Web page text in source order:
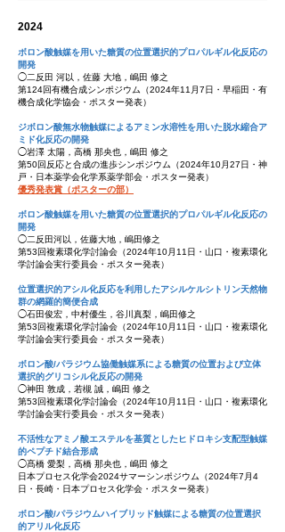
2024
ボロン酸触媒を用いた糖質の位置選択的プロパルギル化反応の
開発
◯二反田 河以，佐藤 大地 ，嶋田 修之
第124回有機合成シンポジウム（2024年11月7日・早稲田・有
機合成化学協会・ポスター発表）
ジボロン酸無水物触媒によるアミン水溶性を用いた脱水縮合ア
ミド化反応の開発
◯岩澤 太陽，高橋 那央也，嶋田 修之
第50回反応と合成の進歩シンポジウム（2024年10月27日・神
戸・日本薬学会化学系薬学部会・ポスター発表）
優秀発表賞（ポスターの部）
ボロン酸触媒を用いた糖質の位置選択的プロパルギル化反応の
開発
◯二反田河以，佐藤大地，嶋田修之
第53回複素環化学討論会（2024年10月11日・山口・複素環化
学討論会実行委員会・ポスター発表）
位置選択的アシル化反応を利用したアシルケルシトリン天然物
群の網羅的簡便合成
◯石田俊宏，中村優生，谷川真梨，嶋田修之
第53回複素環化学討論会（2024年10月11日・山口・複素環化
学討論会実行委員会・ポスター発表）
ボロン酸/パラジウム協働触媒系による糖質の位置および立体
選択的グリコシル化反応の開発
◯神田 敦成，若槻 誠，嶋田 修之
第53回複素環化学討論会（2024年10月11日・山口・複素環化
学討論会実行委員会・ポスター発表）
不活性なアミノ酸エステルを基質としたヒドロキシ支配型触媒
的ペプチド結合形成
◯髙橋 愛梨，高橋 那央也，嶋田 修之
日本プロセス化学会2024サマーシンポジウム（2024年7月4
日・長崎・日本プロセス化学会・ポスター発表）
ボロン酸/パラジウムハイブリッド触媒による糖質の位置選択
的アリル化反応